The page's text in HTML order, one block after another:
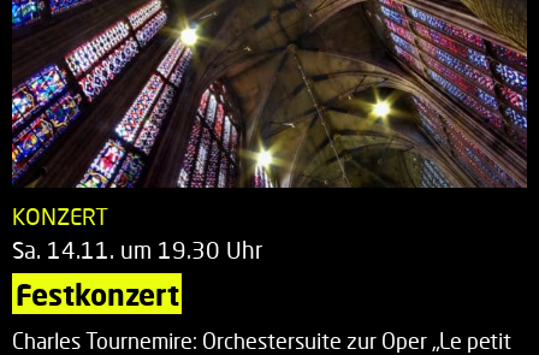
KONZERT
Sa. 14.11. um 19.30 Uhr
Festkonzert
Charles Tournemire: Orchestersuite zur Oper „Le petit